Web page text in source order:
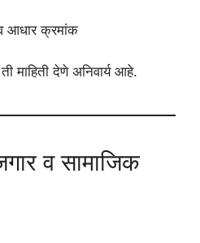
आधार क्रमांक
माहिती देणे अनिवार्य आहे.
व सामाजिक